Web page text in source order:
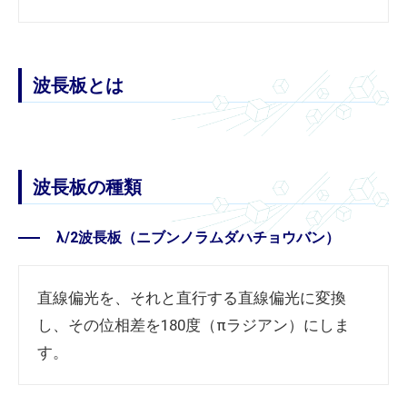
波長板とは
波長板の種類
λ/2波長板（ニブンノラムダハチョウバン）
直線偏光を、それと直行する直線偏光に変換
し、その位相差を180度（πラジアン）にしま
す。